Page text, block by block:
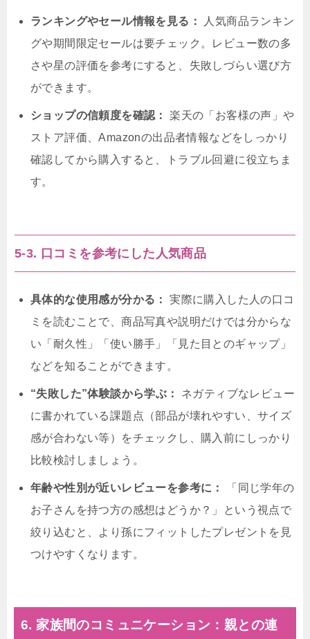
ランキングやセール情報を見る：
人気商品ランキン
グや期間限定セールは要チェック。レビュー数の多
さや星の評価を参考にすると、失敗しづらい選び方
ができます。
ショップの信頼度を確認：
楽天の「お客様の声」や
ストア評価、Amazonの出品者情報などをしっかり
確認してから購入すると、トラブル回避に役立ちま
す。
5-3. 口コミを参考にした人気商品
具体的な使用感が分かる：
実際に購入した人の口コ
ミを読むことで、商品写真や説明だけでは分からな
い「耐久性」「使い勝手」「見た目とのギャップ」
などを知ることができます。
“失敗した”体験談から学ぶ：
ネガティブなレビュー
に書かれている課題点（部品が壊れやすい、サイズ
感が合わない等）をチェックし、購入前にしっかり
比較検討しましょう。
年齢や性別が近いレビューを参考に：
「同じ学年の
お子さんを持つ方の感想はどうか？」という視点で
絞り込むと、より孫にフィットしたプレゼントを見
つけやすくなります。
6. 家族間のコミュニケーション：親との連